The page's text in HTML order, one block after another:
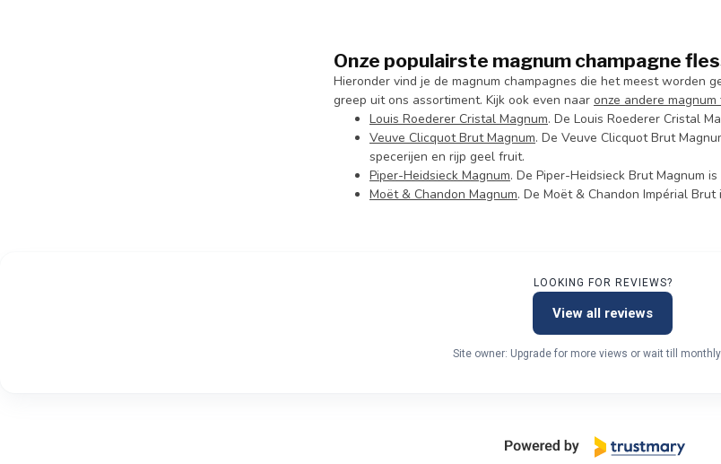
Onze populairste magnum champagne
Hieronder vind je de magnum champagnes die het meest worden
greep uit ons assortiment. Kijk ook even naar onze andere
Louis Roederer Cristal Magnum. De Louis Roederer Cristal
Veuve Clicquot Brut Magnum. De Veuve Clicquot Brut
specerijen en rijp geel fruit.
Piper-Heidsieck Magnum. De Piper-Heidsieck Brut Magnum
Moët & Chandon Magnum. De Moët & Chandon Impérial
LOOKING FOR REVIEWS?
View all reviews
Site owner: Upgrade for more views or wait till monthly